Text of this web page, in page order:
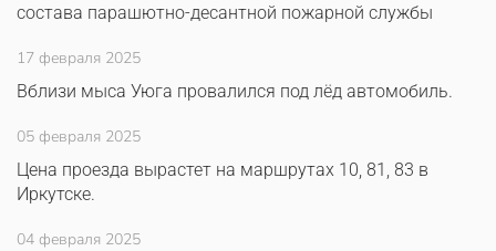
состава парашютно-десантной пожарной службы
17 февраля 2025
Вблизи мыса Уюга провалился под лёд автомобиль.
05 февраля 2025
Цена проезда вырастет на маршрутах 10, 81, 83 в
Иркутске.
04 февраля 2025